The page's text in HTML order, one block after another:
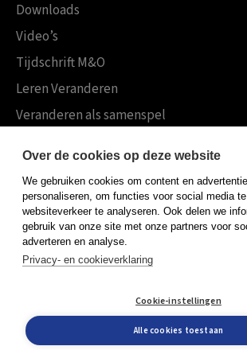
Downloads
Video’s
Tijdschrift M&O
Leren Veranderen
Veranderen als samenspel
Koninklijke Boom uitgevers
Boom Psychologie
Boom Hoger Onderwijs
Privacy policy
Cookieverklaring
© Boom uitgevers 2026
Over de cookies op deze website
We gebruiken cookies om content en
personaliseren, om functies voor social media
websiteverkeer te analyseren. Ook delen we
gebruik van onze site met onze partners voor
adverteren en analyse.
Privacy- en cookieverklaring
Cookie-instellingen
Alle cookies toestaan